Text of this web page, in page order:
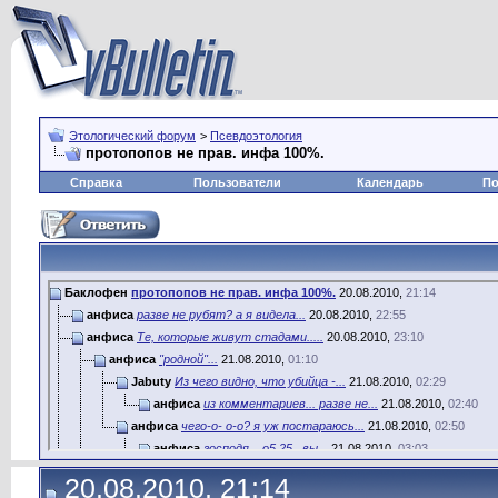
Этологический форум > Псевдоэтология
протопопов не прав. инфа 100%.
Справка Пользователи Календарь
Баклофен протопопов не прав. инфа 100%. 20.08.2010, 21:14
анфиса разве не рубят? а я видела... 20.08.2010, 22:55
анфиса Те, которые живут стадами..... 20.08.2010, 23:10
анфиса "родной"... 21.08.2010, 01:10
Jabuty Из чего видно, что убийца -... 21.08.2010, 02:29
анфиса из комментариев... разве не... 21.08.2010, 02:40
анфиса чего-о- о-о? я уж постараюсь... 21.08.2010, 02:50
анфиса господя... о5 25.. вы... 21.08.2010, 03:03
Дополнительные ответы в под-темах
sushiman Ну, не знаю. У волков при...
20.08.2010, 21:14